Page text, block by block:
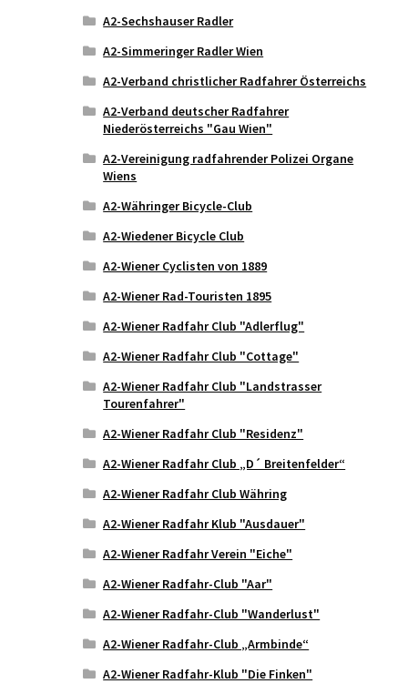
A2-Sechshauser Radler
A2-Simmeringer Radler Wien
A2-Verband christlicher Radfahrer Österreichs
A2-Verband deutscher Radfahrer
Niederösterreichs "Gau Wien"
A2-Vereinigung radfahrender Polizei Organe
Wiens
A2-Währinger Bicycle-Club
A2-Wiedener Bicycle Club
A2-Wiener Cyclisten von 1889
A2-Wiener Rad-Touristen 1895
A2-Wiener Radfahr Club "Adlerflug"
A2-Wiener Radfahr Club "Cottage"
A2-Wiener Radfahr Club "Landstrasser
Tourenfahrer"
A2-Wiener Radfahr Club "Residenz"
A2-Wiener Radfahr Club „D´ Breitenfelder“
A2-Wiener Radfahr Club Währing
A2-Wiener Radfahr Klub "Ausdauer"
A2-Wiener Radfahr Verein "Eiche"
A2-Wiener Radfahr-Club "Aar"
A2-Wiener Radfahr-Club "Wanderlust"
A2-Wiener Radfahr-Club „Armbinde“
A2-Wiener Radfahr-Klub "Die Finken"